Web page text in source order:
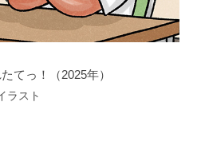
てっ！（2025年）
ラスト